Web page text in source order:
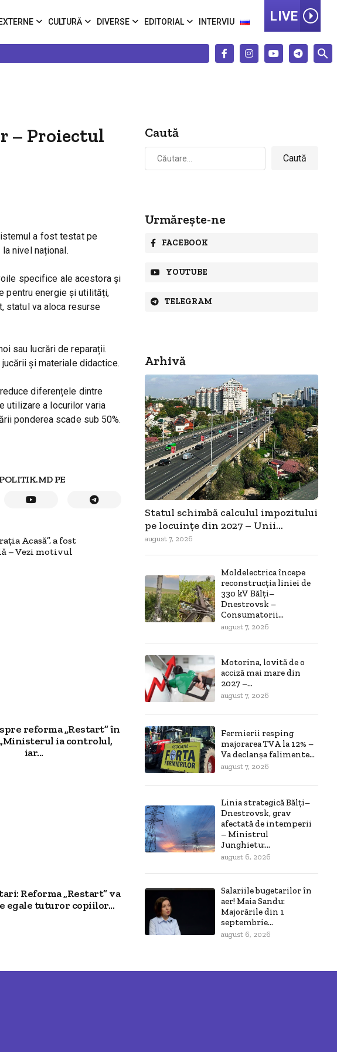
EXTERNE CULTURĂ DIVERSE EDITORIAL INTERVIU LIVE
– Proiectul
a fost testat pe
nivel național.
specifice ale acestora și
pentru energie și utilități,
statul va aloca resurse
sau lucrări de reparații.
și materiale didactice.
diferențele dintre
utilizare a locurilor varia
ponderea scade sub 50%.
PE
Acasă”, a fost
– Vezi motivul
reforma „Restart” în
ia controlul,
iar...
Reforma „Restart” va
egale tuturor copiilor...
Caută
Caută
după:
Urmărește-ne
FACEBOOK
YOUTUBE
TELEGRAM
Arhivă
Statul schimbă calculul impozitului
pe locuințe din 2027 – Unii...
august 7, 2026
Moldelectrica începe
reconstrucția liniei de
330 kV Bălți–
Dnestrovsk –
Consumatorii...
august 7, 2026
Motorina, lovită de o
acciză mai mare din
2027 –...
august 7, 2026
Fermierii resping
majorarea TVA la 12% –
Va declanșa falimente...
august 7, 2026
Linia strategică Bălți–
Dnestrovsk, grav
afectată de intemperii
– Ministrul
Junghietu:...
august 6, 2026
Salariile bugetarilor în
aer! Maia Sandu:
Majorările din 1
septembrie...
august 6, 2026